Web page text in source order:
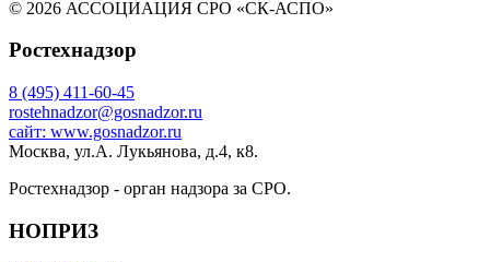
© 2026 АССОЦИАЦИЯ СРО «СК-АСПО»
Ростехнадзор
8 (495) 411-60-45
rostehnadzor@gosnadzor.ru
сайт: www.gosnadzor.ru
Москва, ул.А. Лукьянова, д.4, к8.
Ростехнадзор - орган надзора за СРО.
НОПРИЗ